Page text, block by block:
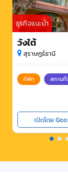
ธุรกิจแนะนำ
วังใต้
สุราษฎร์ธานี
ที่พัก สถานที่
เปิดโดย